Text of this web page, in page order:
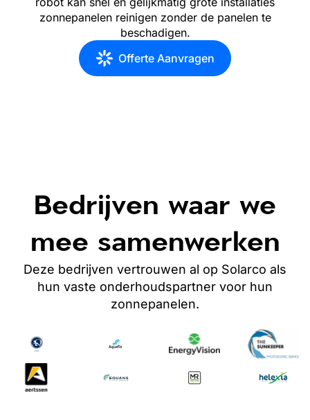
zonnepanelen reinigen zonder de panelen te
beschadigen.
Offerte Aanvragen
Bedrijven waar we
mee samenwerken
Deze bedrijven vertrouwen al op Solarco als
hun vaste onderhoudspartner voor hun
zonnepanelen.